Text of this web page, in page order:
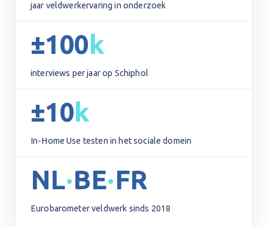
jaar veldwerkervaring in onderzoek
±100k
interviews per jaar op Schiphol
±10k
In-Home Use testen in het sociale domein
NL·BE·FR
Eurobarometer veldwerk sinds 2018